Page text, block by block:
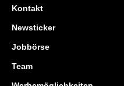
Kontakt
Newsticker
Jobbörse
Team